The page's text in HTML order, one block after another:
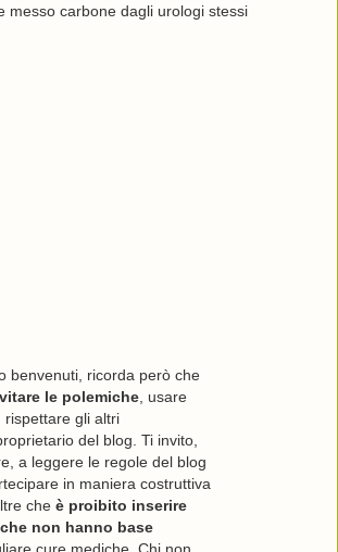
messo carbone dagli urologi stessi
benvenuti, ricorda però che
le polemiche, usare
rispettare gli altri
del blog. Ti invito,
a leggere le regole del blog
in maniera costruttiva
che è proibito inserire
non hanno base